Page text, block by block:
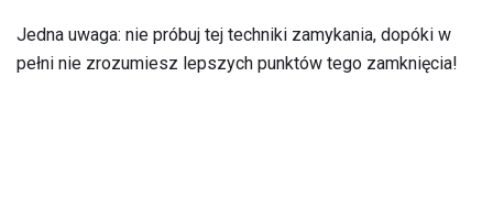
Jedna uwaga: nie próbuj tej techniki zamykania, dopóki w
pełni nie zrozumiesz lepszych punktów tego zamknięcia!